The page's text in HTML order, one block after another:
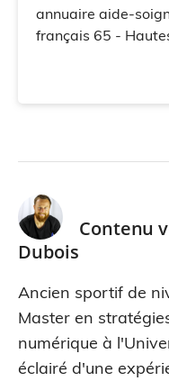
annuaire aide-
français 65 -
Contenu
Dubois
Ancien sportif de
Master en
numérique à
éclairé d'une